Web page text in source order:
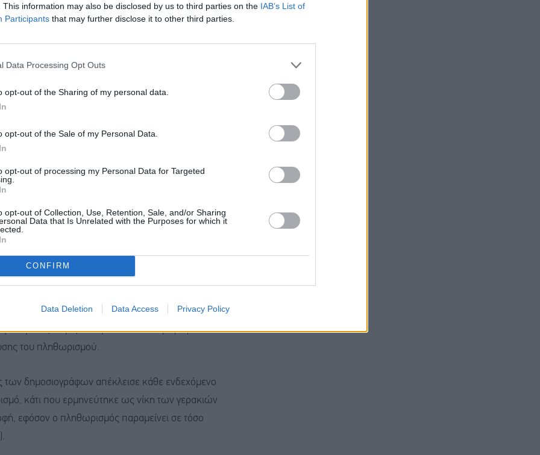
This information may also be disclosed by us to third parties on the IAB’s List of
Participants that may further disclose it to other third parties.
Data Processing Opt Outs
opt-out of the Sharing of my personal data.
opt-out of the Sale of my Personal Data.
opt-out of processing my Personal Data for Targeted
opt-out of Collection, Use, Retention, Sale, and/or Sharing
Data that Is Unrelated with the Purposes for which it
CONFIRM
Data Deletion Data Access Privacy Policy
ενδέχεται να παραμείνουν πιο επιθετικοί από
παραμένει αυξημένος και επανέλαβε τη
τιμών. Παράλληλα, συνέχισε να χαρακτηρίζει την
τράπεζας αποτύπωσε σαφώς την επιδείνωση
αναθεωρήθηκε προς τα πάνω, στο 3,6%
που εξαιρεί τρόφιμα και ενέργεια. Τον
που πλέον αναμένεται στο 2,2% από το 2,4%
μεταρρυθμίσεις στη λειτουργία και τη δομή
forces) που μέχρι τα τέλη της χρονιάς θα
πεδία: την επικοινωνιακή πολιτική, τη διαχείριση
πηγές δεδομένων, την παραγωγικότητα
του πληθωρισμού.
των δημοσιογράφων απέκλεισε κάθε ενδεχόμενο
κάτι που ερμηνεύτηκε ως νίκη των γερακιών
εφόσον ο πληθωρισμός παραμείνει σε τόσο